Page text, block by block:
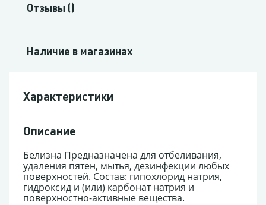
Отзывы ()
Наличие в магазинах
Характеристики
Описание
Белизна Предназначена для отбеливания,
удаления пятен, мытья, дезинфекции любых
поверхностей. Состав: гипохлорид натрия,
гидроксид и (или) карбонат натрия и
поверхностно-активные вещества.